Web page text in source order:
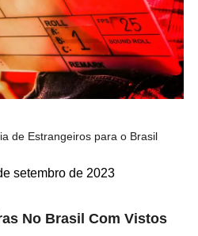
de Estrangeiros para o Brasil
setembro de 2023
No Brasil Com Vistos